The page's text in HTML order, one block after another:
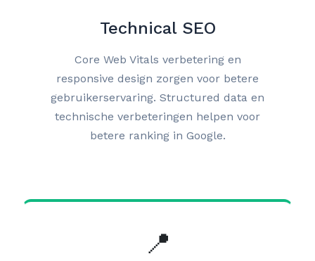
Technical SEO
Core Web Vitals verbetering en
responsive design zorgen voor betere
gebruikerservaring. Structured data en
technische verbeteringen helpen voor
betere ranking in Google.
📍